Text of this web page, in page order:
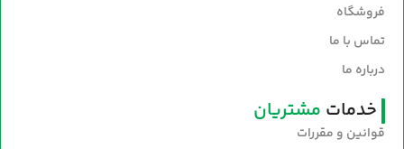
فروشگاه
تماس با ما
درباره ما
خدمات مشتریان
قوانین و مقررات